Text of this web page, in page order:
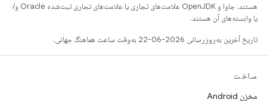
هستند. جاوا و OpenJDK علامت‌های تجاری یا علامت‌های تجاری ثبت‌شده Oracle و/
یا وابسته‌های آن هستند.
تاریخ آخرین به‌روزرسانی 2026-06-22 به‌وقت ساعت هماهنگ جهانی.
ساخت
مخزن Android